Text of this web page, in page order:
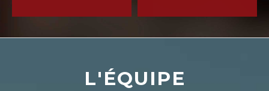
L'ÉQUIPE